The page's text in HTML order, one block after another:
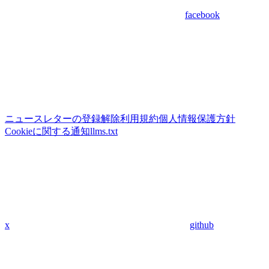
facebook
ニュースレターの登録解除利用規約個人情報保護方針
Cookieに関する通知llms.txt
x github